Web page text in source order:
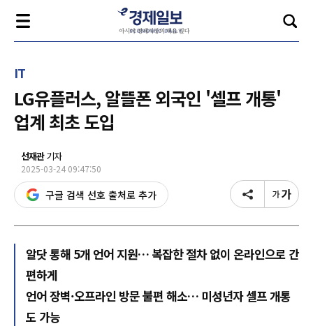
IT
LG유플러스, 알뜰폰 외국인 '셀프 개통'
업계 최초 도입
선재관기자
2025-03-24 09:47:50
구글 검색 선호 출처로 추가
알닷 통해 5개 언어 지원… 복잡한 절차 없이 온라인으로 간
편하게
언어 장벽·오프라인 방문 불편 해소… 미성년자 셀프 개통
도 가능